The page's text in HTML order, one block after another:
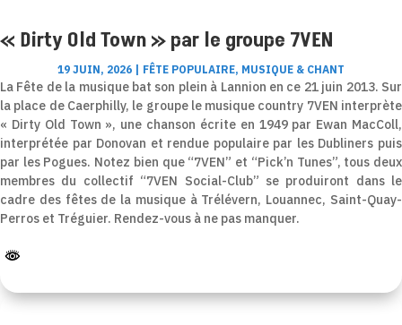
« Dirty Old Town » par le groupe 7VEN
19 JUIN, 2026 FÊTE POPULAIRE, MUSIQUE & CHANT
La Fête de la musique bat son plein à Lannion en ce 21 juin 2013. Sur
la place de Caerphilly, le groupe le musique country 7VEN interprète
« Dirty Old Town », une chanson écrite en 1949 par Ewan MacColl,
interprétée par Donovan et rendue populaire par les Dubliners puis
par les Pogues. Notez bien que “7VEN” et “Pick’n Tunes”, tous deux
membres du collectif “7VEN Social-Club” se produiront dans le
cadre des fêtes de la musique à Trélévern, Louannec, Saint-Quay-
Perros et Tréguier. Rendez-vous à ne pas manquer.